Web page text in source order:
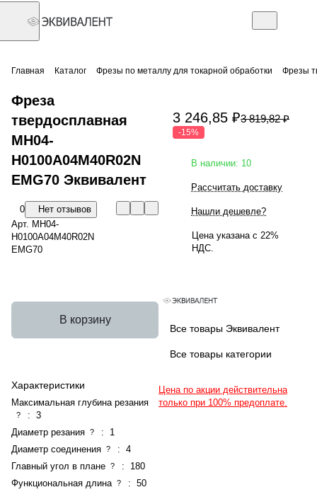
Главная Каталог Фрезы по металлу для токарной обработки Фрезы
Фреза
твердосплавная
MH04-
H0100A04M40R02N
EMG70 Эквивалент
0
Нет отзывов
Арт. MH04-
H0100A04M40R02N
EMG70
В корзину
Характеристики
Максимальная глубина резания
? : 3
Диаметр резания ? :
1
Диаметр соединения ? : 4
Главный угол в плане ? :
180
Функциональная длина ? : 50
3 246,85 ₽3 819,82 ₽
-15%
В наличии: 10
Рассчитать доставку
Нашли дешевле?
Цена указана с 22%
НДС.
Все товары Эквивалент
Все товары категории
Цена по акции действительна
только при 100% предоплате.